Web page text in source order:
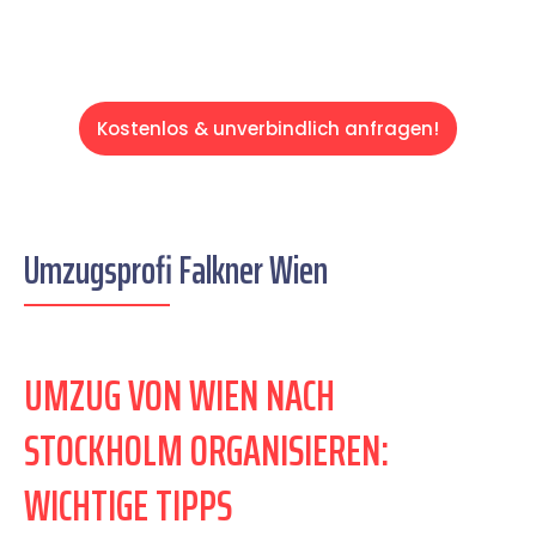
Kostenlos & unverbindlich anfragen!
Umzugsprofi Falkner Wien
UMZUG VON WIEN NACH
STOCKHOLM ORGANISIEREN:
WICHTIGE TIPPS